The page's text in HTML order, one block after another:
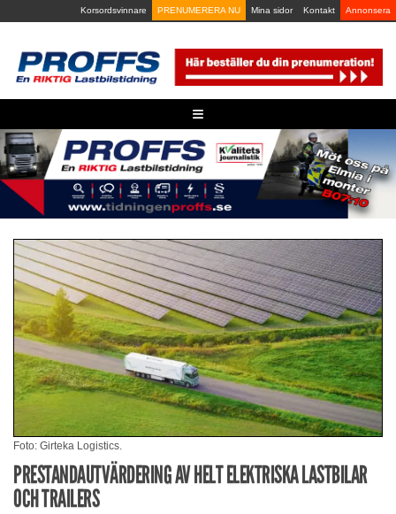
to
Korsordsvinnare PRENUMERERA NU Mina sidor Kontakt Annonsera
≡
Foto: Girteka Logistics.
PRESTANDAUTVÄRDERING AV HELT ELEKTRISKA LASTBILAR
OCH TRAILERS